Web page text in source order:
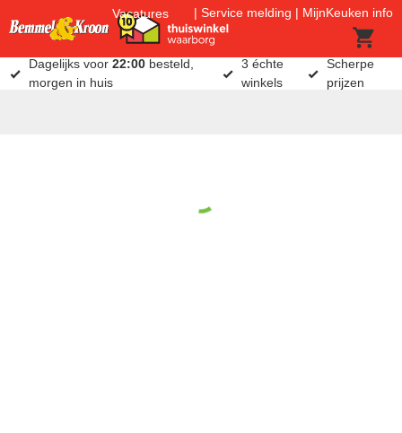
Vacatures Service melding MijnKeuken info
Dagelijks voor22:00 besteld,
morgen in huis
3 échte
winkels
Scherpe
prijzen